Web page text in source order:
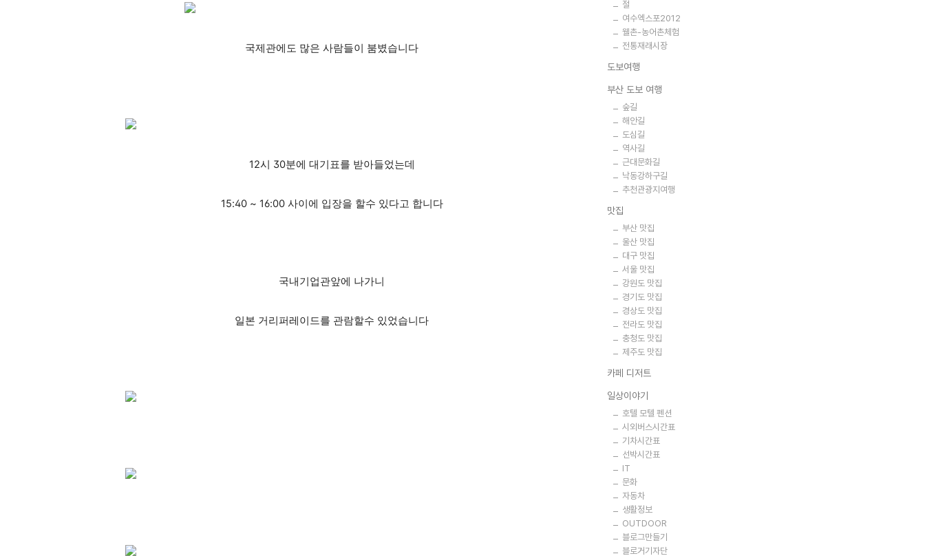
국제관에도 많은 사람들이 붐볐습니다
12시 30분에 대기표를 받아들었는데
15:40 ~ 16:00 사이에 입장을 할수 있다고 합니다
국내기업관앞에 나가니
일본 거리퍼레이드를 관람할수 있었습니다
절
여수엑스포2012
웰촌-농어촌체험
전통재래시장
도보여행
부산 도보 여행
숲길
해안길
도심길
역사길
근대문화길
낙동강하구길
추천관광지여행
맛집
부산 맛집
울산 맛집
대구 맛집
서울 맛집
강원도 맛집
경기도 맛집
경상도 맛집
전라도 맛집
충청도 맛집
제주도 맛집
카페 디저트
일상이야기
호텔 모텔 펜션
시외버스시간표
기차시간표
선박시간표
IT
문화
자동차
생활정보
OUTDOOR
블로그만들기
블로거기자단